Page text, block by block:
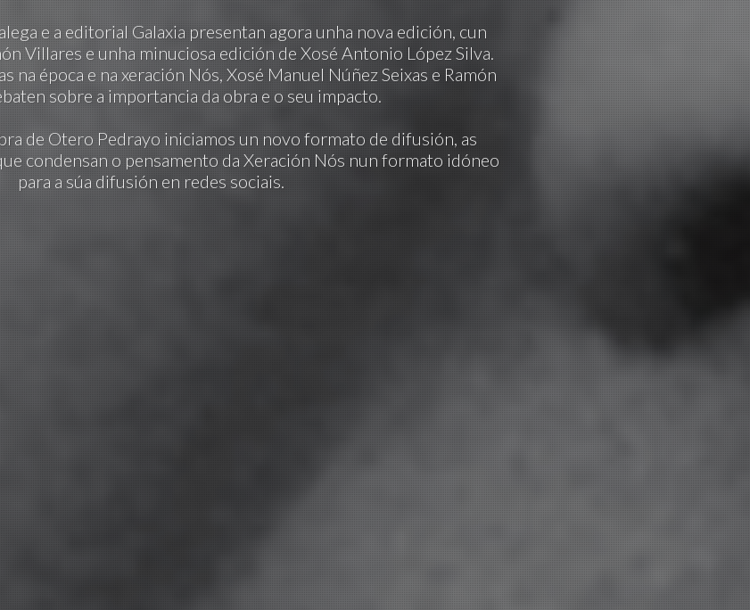
e a editorial Galaxia presentan agora unha nova edición, cun
Villares e unha minuciosa edición de Xosé Antonio López Silva.
na época e na xeración Nós, Xosé Manuel Núñez Seixas e Ramón
sobre a importancia da obra e o seu impacto.
de Otero Pedrayo iniciamos un novo formato de difusión, as
condensan o pensamento da Xeración Nós nun formato idóneo
para a súa difusión en redes sociais.